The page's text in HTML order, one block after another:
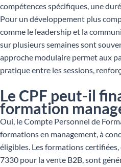
compétences spécifiques, une
Pour un développement plus
comme le leadership et la
sur plusieurs semaines sont
approche modulaire permet aux
pratique entre les sessions,
Le CPF peut-il
formation
Oui, le Compte Personnel de
formations en management, à
éligibles. Les formations certifiées,
7330 pour la vente B2B, sont